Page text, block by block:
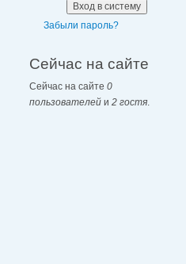
Забыли пароль?
Сейчас на сайте
Сейчас на сайте 0
пользователей и 2 гостя